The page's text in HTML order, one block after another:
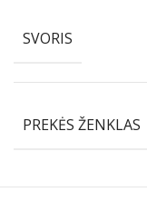
SVORIS
PREKĖS ŽENKLAS